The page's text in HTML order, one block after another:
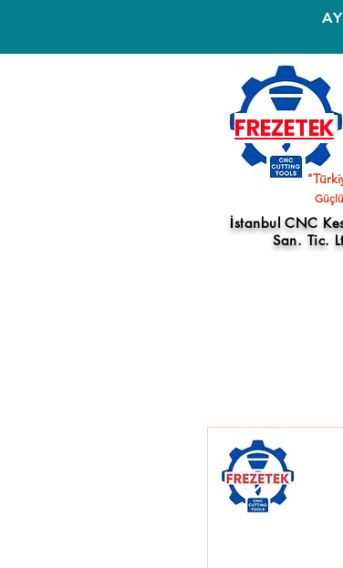
FREZETEK
İstanbul CNC
San. Tic.